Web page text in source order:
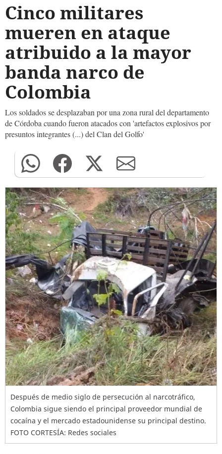
Cinco militares
mueren en ataque
atribuido a la mayor
banda narco de
Colombia
Los soldados se desplazaban por una zona rural del departamento
de Córdoba cuando fueron atacados con 'artefactos explosivos por
presuntos integrantes (...) del Clan del Golfo'
Después de medio siglo de persecución al narcotráfico,
Colombia sigue siendo el principal proveedor mundial de
cocaína y el mercado estadounidense su principal destino.
FOTO CORTESÍA: Redes sociales